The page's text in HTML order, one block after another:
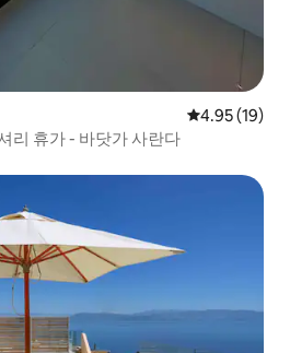
평점 4.95점
4.95 (19)
리 휴가 - 바닷가 사란다